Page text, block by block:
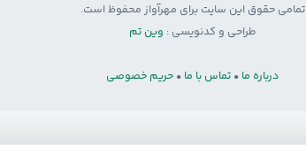
تمامی حقوق این سایت برای مهرآواز محفوظ است.
طراحی و کدنویسی : وین تم
درباره ما • تماس با ما • حریم خصوصی